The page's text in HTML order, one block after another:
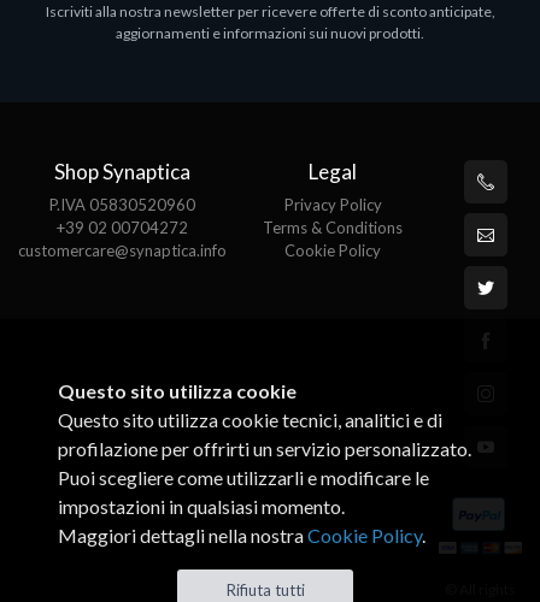
MS OFFICE H&S 2021 ESD
Iscriviti alla nostra newsletter per ricevere offerte di sconto anticipate,
aggiornamenti e informazioni sui nuovi prodotti.
Shop Synaptica
P.IVA 05830520960
+39 02 00704272
customercare@synaptica.info
Legal
Privacy Policy
Terms & Conditions
Cookie Policy
Questo sito utilizza cookie
Questo sito utilizza cookie tecnici, analitici e di
profilazione per offrirti un servizio personalizzato.
Puoi scegliere come utilizzarli e modificare le
impostazioni in qualsiasi momento.
Maggiori dettagli nella nostraCookie Policy.
Rifiuta tutti